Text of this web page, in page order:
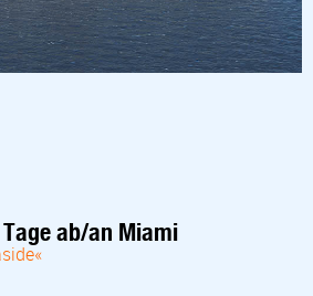
ab/an Miami